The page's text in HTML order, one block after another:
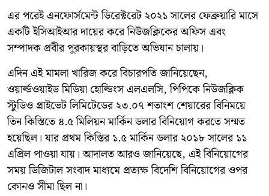
এর পরেই এনফোর্সমেন্ট ডিরেক্টরেট ২০২১ সালের ফেব্রুয়ারি মাসে
একটি ইসিআইআর দায়ের করে নিউজক্লিকের অফিস এবং
সম্পাদক প্রবীর পুরকায়স্থর বাড়িতে অভিযান চালায়।
এদিন এই মামলা খারিজ করে বিচারপতি জানিয়েছেন,
ওয়ার্ল্ডওয়াইড মিডিয়া হোল্ডিংস এলএলসি, পিপিকে নিউজক্লিক
স্টুডিও প্রাইভেট লিমিটেডের ২৩.০৭ শতাংশ শেয়ারের বিনিময়ে
তিন কিস্তিতে ৪.৫ মিলিয়ন মার্কিন ডলার বিনিয়োগ করতে সম্মত
হয়েছিল। যার প্রথম কিস্তির ১.৫ মার্কিন ডলার ২০১৮ সালের ১১
এপ্রিল পাওয়া যায়। আদালত আরও জানিয়েছে, এই বিনিয়োগের
সময় ডিজিটাল সংবাদ মাধ্যমে প্রত্যক্ষ বিদেশি বিনিয়োগের ওপর
কোনও সীমা ছিল না।